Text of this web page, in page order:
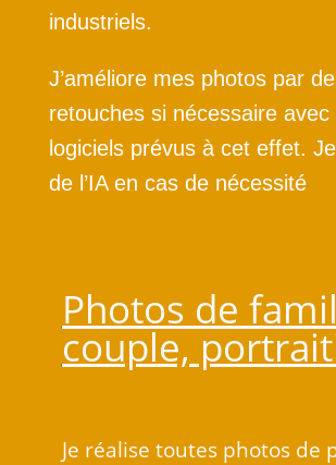
industriels.
J’améliore mes photos par
retouches si nécessaire
logiciels prévus à cet effet.
de l’IA en cas de nécessité
Photos de
couple,
Je réalise toutes photos de